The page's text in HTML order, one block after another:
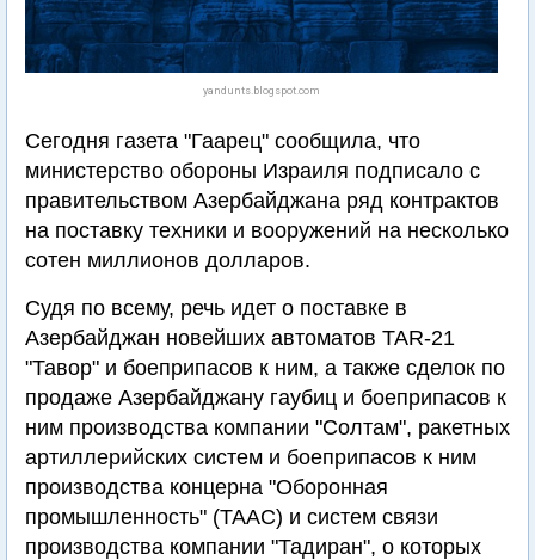
yandunts.blogspot.com
Сегодня газета "Гаарец" сообщила, что
министерство обороны Израиля подписало с
правительством Азербайджана ряд контрактов
на поставку техники и вооружений на несколько
сотен миллионов долларов.
Судя по всему, речь идет о поставке в
Азербайджан новейших автоматов TAR-21
"Тавор" и боеприпасов к ним, а также сделок по
продаже Азербайджану гаубиц и боеприпасов к
ним производства компании "Солтам", ракетных
артиллерийских систем и боеприпасов к ним
производства концерна "Оборонная
промышленность" (ТААС) и систем связи
производства компании "Тадиран", о которых